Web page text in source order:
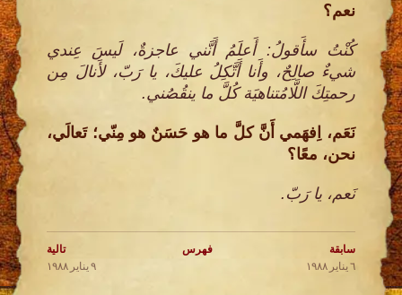
نعم؟
كُنْتُ سأَقولُ: أَعلَمُ أَنَّني عاجزةٌ، لَيسَ عِندي
شيءٌ صالِحٌ، وأَنا أَتَّكِلُ عليكَ، يا رَبّ، لأَنالَ مِن
رحمتِكَ اللَّامُتناهيَة كُلَّ ما ينقُصُني.
نَعَم، اِفهَمي أَنَّ كلَّ ما هو حَسَنٌ هو مِنّي؛ تَعالَي،
نحن، معًا؟
نَعم، يا رَبّ.
سابقة فهرس
تالية
٦ يناير ١٩٨٨
٩ يناير ١٩٨٨